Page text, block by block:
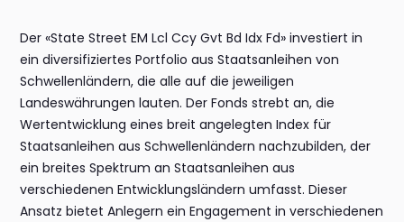
Der «State Street EM Lcl Ccy Gvt Bd Idx Fd» investiert in
ein diversifiziertes Portfolio aus Staatsanleihen von
Schwellenländern, die alle auf die jeweiligen
Landeswährungen lauten. Der Fonds strebt an, die
Wertentwicklung eines breit angelegten Index für
Staatsanleihen aus Schwellenländern nachzubilden, der
ein breites Spektrum an Staatsanleihen aus
verschiedenen Entwicklungsländern umfasst. Dieser
Ansatz bietet Anlegern ein Engagement in verschiedenen